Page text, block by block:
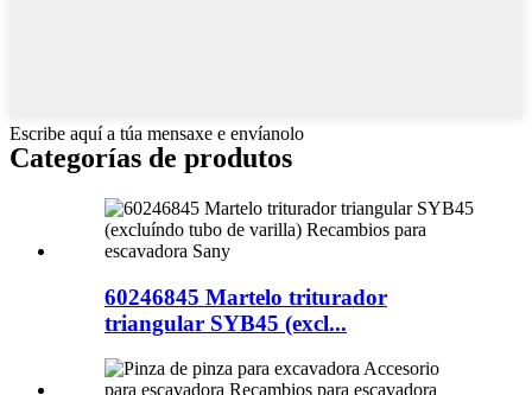
Escribe aquí a túa mensaxe e envíanolo
Categorías de produtos
60246845 Martelo triturador
triangular SYB45 (excl...